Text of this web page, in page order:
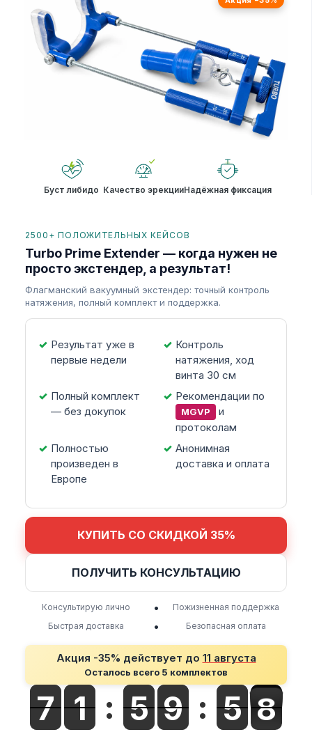
Буст либидо Качество эрекцииНадёжная фиксация
2500+ ПОЛОЖИТЕЛЬНЫХ КЕЙСОВ
Turbo Prime Extender — когда нужен не
просто экстендер, а результат!
Флагманский вакуумный экстендер: точный контроль
натяжения, полный комплект и поддержка.
Результат уже в
первые недели
Контроль
натяжения, ход
винта 30 см
Полный комплект
— без докупок
Рекомендации по
MGVP
и
протоколам
Полностью
произведен в
Европе
Анонимная
доставка и оплата
КУПИТЬ СО СКИДКОЙ 35%
ПОЛУЧИТЬ КОНСУЛЬТАЦИЮ
Консультирую лично •
Пожизненная поддержка
Быстрая доставка
• Безопасная оплата
Акция -35% действует до 11 августа
Осталось всего 5 комплектов